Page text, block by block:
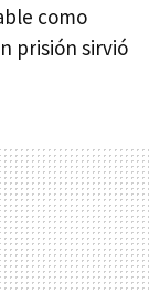
como
prisión sirvió